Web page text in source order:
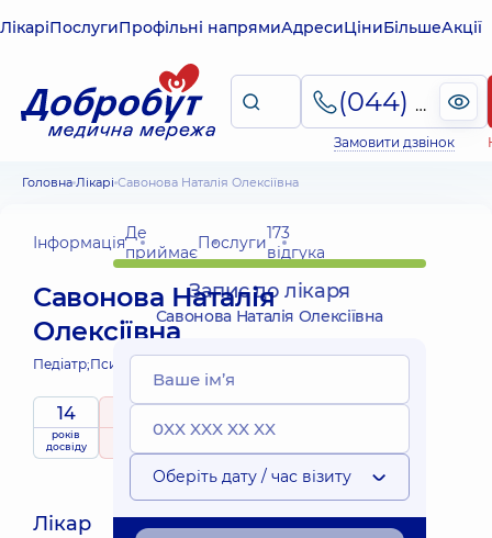
ЛікаріПослугиПрофільні напрямиАдресиЦіниБільшеАкції
(044) 495-2-888
Замовити дзвінок
Головна Лікарі Савонова Наталія Олексіївна
ІнформаціяДе
приймаєПослуги173
відгука
Савонова Наталія
Олексіївна
Педіатр;Психіатр дитячий;
14
років
досвіду
рейтингна підставі
приймає
Лікар
Запис до лікаря
Савонова Наталія Олексіївна
Оберіть дату / час візиту